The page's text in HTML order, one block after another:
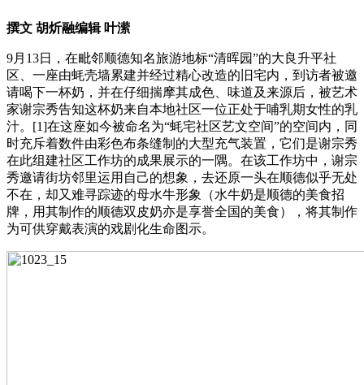
撰文 胡炘融编辑 叶潆
9月13日，在毗邻顺德知名旅游地标“清晖园”的大良升平社
区、一座由蚝壳墙累建并经过精心改造的旧宅内，到访者被邀
请喝下一杯奶，并在仔细揣摩其成色、味道及来源后，被艺术
家谢宗秀告知这杯奶来自本地社区一位正处于哺乳期女性的乳
汁。[1]在这座如今被命名为“蚝宅社区艺文空间”的空间内，同
时充斥着数件由彩色布条缝制的大型充气装置，它们是谢宗秀
在此组建社区工作坊的成果展示的一隅。在该工作坊中，谢宗
秀邀请街坊邻里运用自己的想象，去还原一头在顺德似乎无处
不在，却又难寻踪迹的母水牛形象（水牛奶是顺德的美食招
牌，用其制作的顺德双皮奶亦是享誉全国的美食），将其制作
为可供穿戴表演的戏剧化生命图示。